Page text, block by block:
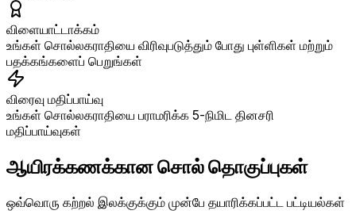
விளையாட்டாக்கம்
உங்கள் சொல்லகராதியை விரிவுபடுத்தும் போது புள்ளிகள் மற்றும்
பதக்கங்களைப் பெறுங்கள்
விரைவு மதிப்பாய்வு
உங்கள் சொல்லகராதியை பராமரிக்க 5-நிமிட தினசரி
மதிப்பாய்வுகள்
ஆயிரக்கணக்கான சொல் தொகுப்புகள்
ஒவ்வொரு கற்றல் இலக்குக்கும் முன்பே தயாரிக்கப்பட்ட பட்டியல்கள்